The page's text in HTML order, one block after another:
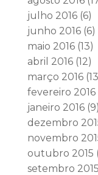
julho 2016(6)
junho 2016(6)
maio 2016(13)
abril 2016(12)
março 2016
fevereiro 2016
janeiro 2016(9)
dezembro
novembro
outubro 2015
setembro 2015